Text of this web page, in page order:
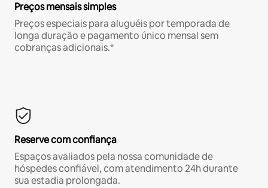
Preços mensais simples
Preços especiais para aluguéis por temporada de
longa duração e pagamento único mensal sem
cobranças adicionais.*
Reserve com confiança
Espaços avaliados pela nossa comunidade de
hóspedes confiável, com atendimento 24h durante
sua estadia prolongada.